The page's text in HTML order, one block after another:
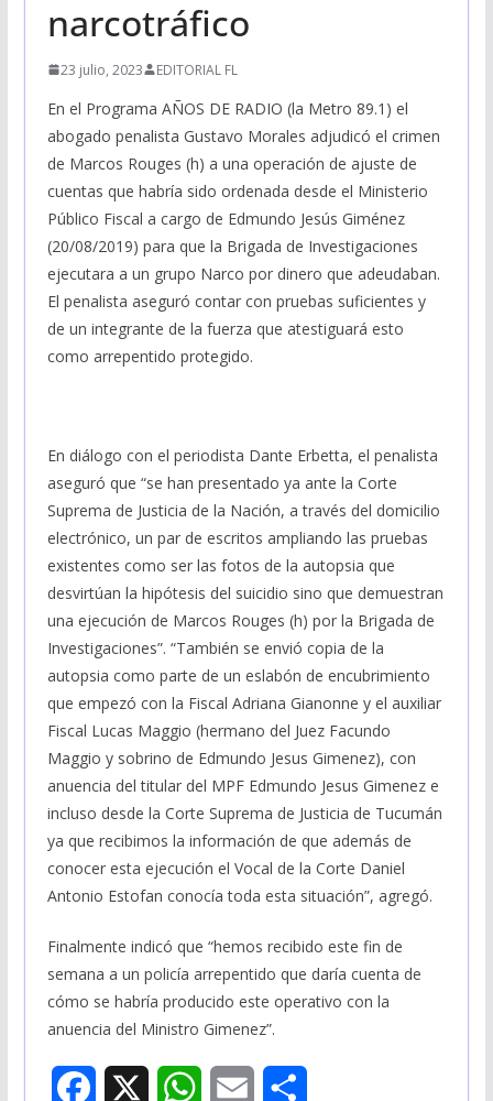
narcotráfico
23 julio, 2023 EDITORIAL FL
En el Programa AÑOS DE RADIO (la Metro 89.1) el
abogado penalista Gustavo Morales adjudicó el crimen
de Marcos Rouges (h) a una operación de ajuste de
cuentas que habría sido ordenada desde el Ministerio
Público Fiscal a cargo de Edmundo Jesús Giménez
(20/08/2019) para que la Brigada de Investigaciones
ejecutara a un grupo Narco por dinero que adeudaban.
El penalista aseguró contar con pruebas suficientes y
de un integrante de la fuerza que atestiguará esto
como arrepentido protegido.
En diálogo con el periodista Dante Erbetta, el penalista
aseguró que “se han presentado ya ante la Corte
Suprema de Justicia de la Nación, a través del domicilio
electrónico, un par de escritos ampliando las pruebas
existentes como ser las fotos de la autopsia que
desvirtúan la hipótesis del suicidio sino que demuestran
una ejecución de Marcos Rouges (h) por la Brigada de
Investigaciones”. “También se envió copia de la
autopsia como parte de un eslabón de encubrimiento
que empezó con la Fiscal Adriana Gianonne y el auxiliar
Fiscal Lucas Maggio (hermano del Juez Facundo
Maggio y sobrino de Edmundo Jesus Gimenez), con
anuencia del titular del MPF Edmundo Jesus Gimenez e
incluso desde la Corte Suprema de Justicia de Tucumán
ya que recibimos la información de que además de
conocer esta ejecución el Vocal de la Corte Daniel
Antonio Estofan conocía toda esta situación”, agregó.
Finalmente indicó que “hemos recibido este fin de
semana a un policía arrepentido que daría cuenta de
cómo se habría producido este operativo con la
anuencia del Ministro Gimenez”.
W